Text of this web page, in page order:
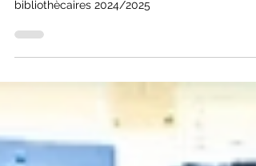
bibliothècaires 2024/2025